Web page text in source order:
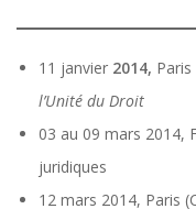
11 janvier 2014,
l’Unité du Droit
03 au 09 mars 2014,
juridiques
12 mars 2014, Paris